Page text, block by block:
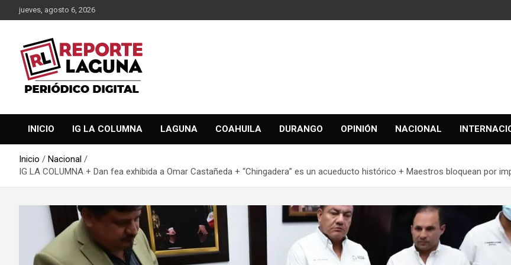
Saltar
al
jueves, agosto 6, 2026
Reporte Laguna
INICIO IG LA COLUMNA LAGUNA COAHUILA DURANGO OPINIÓN NACIONAL
Inicio
Nacional
IG LA COLUMNA + Dan fea exhibida a Omar Castañeda + “Chingadera” es un acueducto histórico + Maestros bloquean por